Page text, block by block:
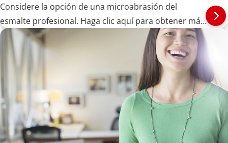
Considere la opción de una microabrasión del
esmalte profesional. Haga clic aquí para obtener más
información sobre la microabrasión del esmalte con
Colgate